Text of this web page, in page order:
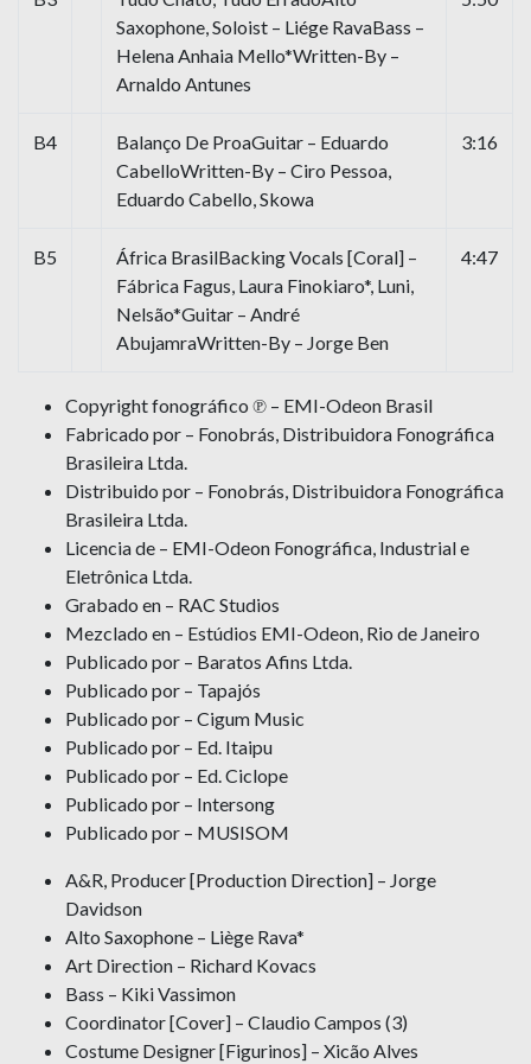
Saxophone, Soloist – Liége RavaBass –
Helena Anhaia Mello*Written-By –
Arnaldo Antunes
B4
Balanço De ProaGuitar – Eduardo
CabelloWritten-By – Ciro Pessoa,
Eduardo Cabello, Skowa
3:16
B5
África BrasilBacking Vocals [Coral] –
Fábrica Fagus, Laura Finokiaro*, Luni,
Nelsão*Guitar – André
AbujamraWritten-By – Jorge Ben
4:47
Copyright fonográfico ℗ – EMI-Odeon Brasil
Fabricado por – Fonobrás, Distribuidora Fonográfica
Brasileira Ltda.
Distribuido por – Fonobrás, Distribuidora Fonográfica
Brasileira Ltda.
Licencia de – EMI-Odeon Fonográfica, Industrial e
Eletrônica Ltda.
Grabado en – RAC Studios
Mezclado en – Estúdios EMI-Odeon, Rio de Janeiro
Publicado por – Baratos Afins Ltda.
Publicado por – Tapajós
Publicado por – Cigum Music
Publicado por – Ed. Itaipu
Publicado por – Ed. Ciclope
Publicado por – Intersong
Publicado por – MUSISOM
A&R, Producer [Production Direction] – Jorge
Davidson
Alto Saxophone – Liège Rava*
Art Direction – Richard Kovacs
Bass – Kiki Vassimon
Coordinator [Cover] – Claudio Campos (3)
Costume Designer [Figurinos] – Xicão Alves